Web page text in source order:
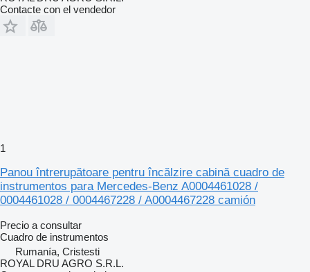
Contacte con el vendedor
1
Panou întrerupătoare pentru încălzire cabină cuadro de
instrumentos para Mercedes-Benz A0004461028 /
0004461028 / 0004467228 / A0004467228 camión
Precio a consultar
Cuadro de instrumentos
Rumanía, Cristesti
ROYAL DRU AGRO S.R.L.